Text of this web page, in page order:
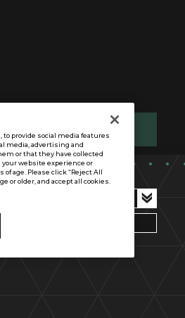
し
to provide social media features
media, advertising and
or that they have collected
your website experience or
age. Please click “Reject All
or older, and accept all cookies.